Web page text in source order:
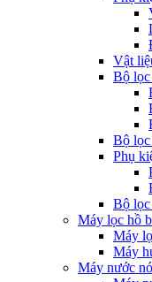
Vật
Bộ
Bộ
Phụ
Bộ lọc
Máy lọc hồ
Máy
Máy
Máy nước